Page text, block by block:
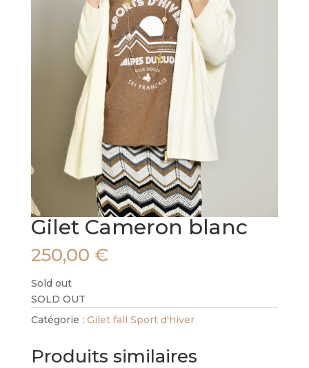
Gilet Cameron blanc
250,00 €
Sold out
SOLD OUT
Catégorie : Gilet fall Sport d'hiver
Produits similaires